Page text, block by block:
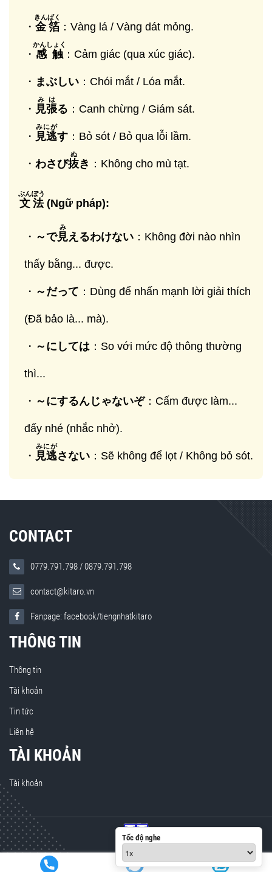
・ 金箔
きんぱく
：Vàng lá / Vàng dát mỏng.
・ 感触
かんしょく
：Cảm giác (qua xúc giác).
・ まぶしい ：Chói mắt / Lóa mắt.
・ 見張
みは
る ：Canh chừng / Giám sát.
・ 見逃
みにが
す ：Bỏ sót / Bỏ qua lỗi lầm.
・ わさび抜
ぬ
き ：Không cho mù tạt.
文法
ぶんぽう
(Ngữ pháp):
・ ～で見
み
えるわけない ：Không đời nào nhìn
thấy bằng... được.
・ ～だって ：Dùng để nhấn mạnh lời giải thích
(Đã bảo là... mà).
・ ～にしては ：So với mức độ thông thường
thì...
・ ～にするんじゃないぞ：Cấm được làm...
đấy nhé (nhắc nhở).
・ 見逃
みにが
さない ：Sẽ không để lọt / Không bỏ sót.
CONTACT
0779.791.798/0879.791.798
contact@kitaro.vn
Fanpage: facebook/tiengnhatkitaro
THÔNG TIN
Thông tin
Tài khoản
Tin tức
Liên hệ
TÀI KHOẢN
Tài khoản
© 2020 Kitaro. All rights reserved. Design bythemeviet.vn
Tốc độ nghe